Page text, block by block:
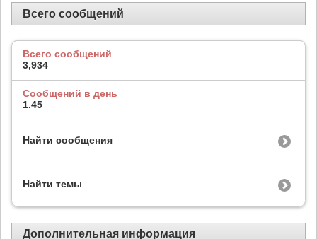
Всего сообщений
Всего сообщений
3,934
Сообщений в день
1.45
Найти сообщения
Найти темы
Дополнительная информация